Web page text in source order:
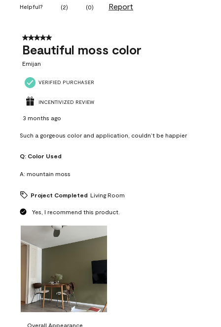
Helpful? (2) (0) Report
5 out of 5 stars.
Beautiful moss color
Emijan
VERIFIED PURCHASER
INCENTIVIZED REVIEW
3 months ago
Such a gorgeous color and application, couldn’t be happier
Q: Color Used
A: mountain moss
Project Completed Living Room
Yes, I recommend this product.
Overall Appearance